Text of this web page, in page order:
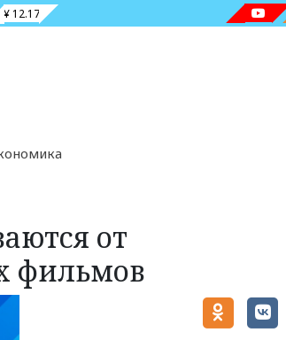
¥ 12.17
от
фильмов